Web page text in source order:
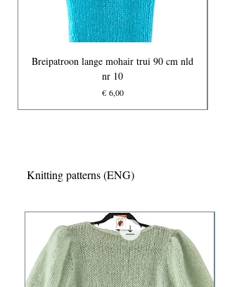
Breipatroon lange mohair trui 90 cm nld
nr 10
Prijs
€ 6,00
Knitting patterns (ENG)